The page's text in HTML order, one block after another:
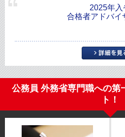
2025年入
合格者アドバイ
公務員 外務省専門職への第
ト！